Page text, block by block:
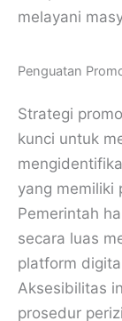
melayani
Penguatan
Strategi
kunci untuk
yang memiliki
Pemerintah
secara luas
platform
Aksesibilitas
prosedur